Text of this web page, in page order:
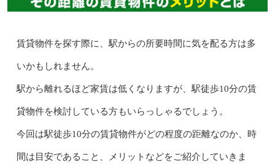
賃貸物件を探す際に、駅からの所要時間に気を配る方は多
いかもしれません。
駅から離れるほど家賃は低くなりますが、駅徒歩10分の賃
貸物件を検討している方もいらっしゃるでしょう。
今回は駅徒歩10分の賃貸物件がどの程度の距離なのか、時
間は目安であること、メリットなどをご紹介していきま